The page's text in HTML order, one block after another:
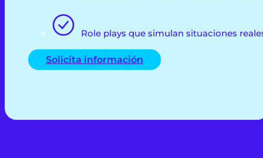
Role plays que simulan situaciones
Solicita información